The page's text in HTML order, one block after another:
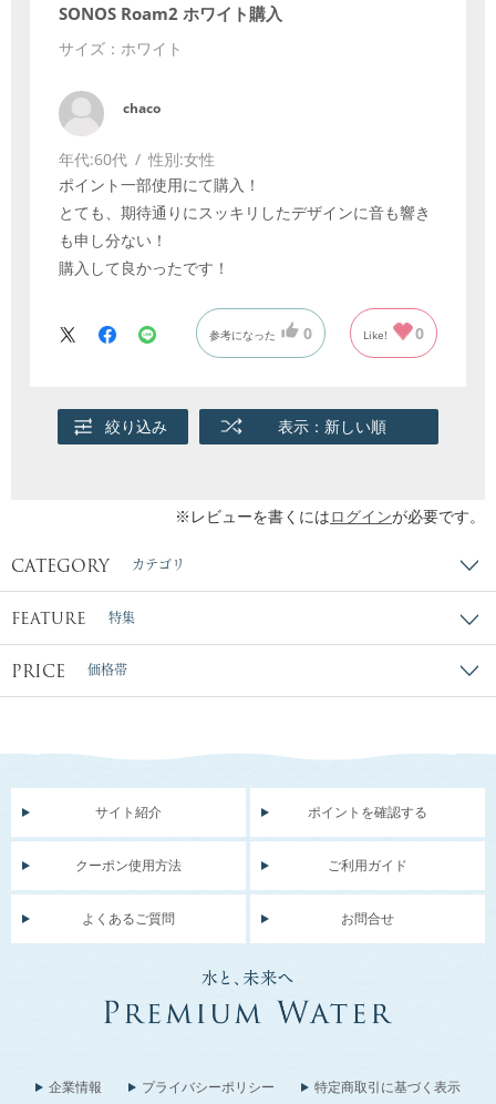
SONOS Roam2 ホワイト購入
サイズ：ホワイト
chaco
年代:60代 性別:女性
ポイント一部使用にて購入！
とても、期待通りにスッキリしたデザインに音も響き
も申し分ない！
購入して良かったです！
参考になった 0 Like! 0
絞り込み 表示：新しい順
※レビューを書くにはログインが必要です。
CATEGORY カテゴリ
FEATURE 特集
PRICE 価格帯
サイト紹介 ポイントを確認する
クーポン使用方法 ご利用ガイド
よくあるご質問 お問合せ
企業情報 プライバシーポリシー 特定商取引に基づく表示